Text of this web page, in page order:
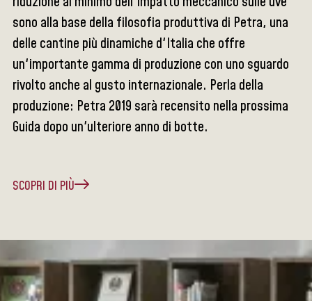
sono alla base della filosofia produttiva di Petra, una
delle cantine più dinamiche d'Italia che offre
un'importante gamma di produzione con uno sguardo
rivolto anche al gusto internazionale. Perla della
produzione: Petra 2019 sarà recensito nella prossima
Guida dopo un'ulteriore anno di botte.
SCOPRI DI PIÙ